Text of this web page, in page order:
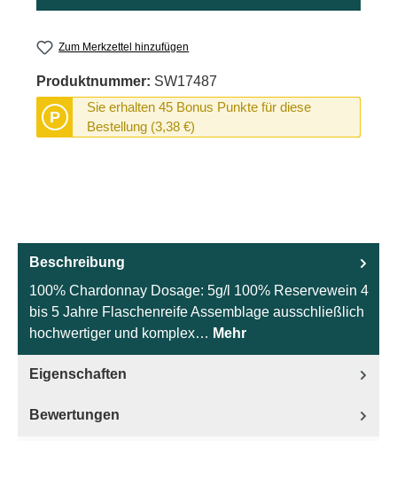
Zum Merkzettel hinzufügen
Produktnummer: SW17487
P
Sie erhalten 45 Bonus Punkte für diese
Bestellung (3,38 €)
Beschreibung
100% Chardonnay Dosage: 5g/l 100% Reservewein 4
bis 5 Jahre Flaschenreife Assemblage ausschließlich
hochwertiger und komplex… Mehr
Eigenschaften
Bewertungen